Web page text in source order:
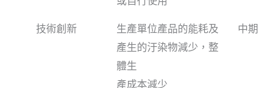
技術創新
生產單位產品的能耗及
產生的汙染物減少，整
體生
產成本減少
中期